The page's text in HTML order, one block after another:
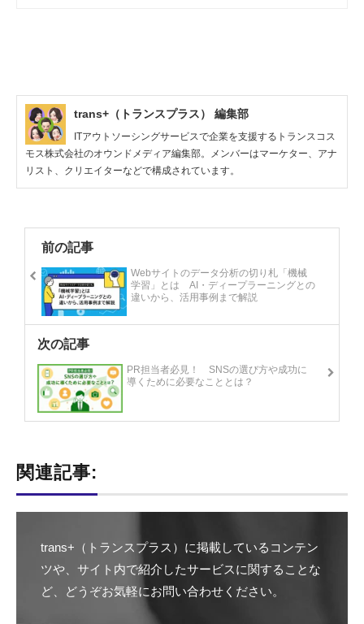
trans+（トランスプラス） 編集部
ITアウトソーシングサービスで企業を支援するトランスコス
モス株式会社のオウンドメディア編集部。メンバーはマーケター、アナ
リスト、クリエイターなどで構成されています。
前の記事
Webサイトのデータ分析の切り札「機械
学習」とは AI・ディープラーニングとの
違いから、活用事例まで解説
次の記事
PR担当者必見！ SNSの選び方や成功に
導くために必要なこととは？
関連記事:
trans+（トランスプラス）に掲載しているコンテン
ツや、サイト内で紹介したサービスに関することな
ど、どうぞお気軽にお問い合わせください。